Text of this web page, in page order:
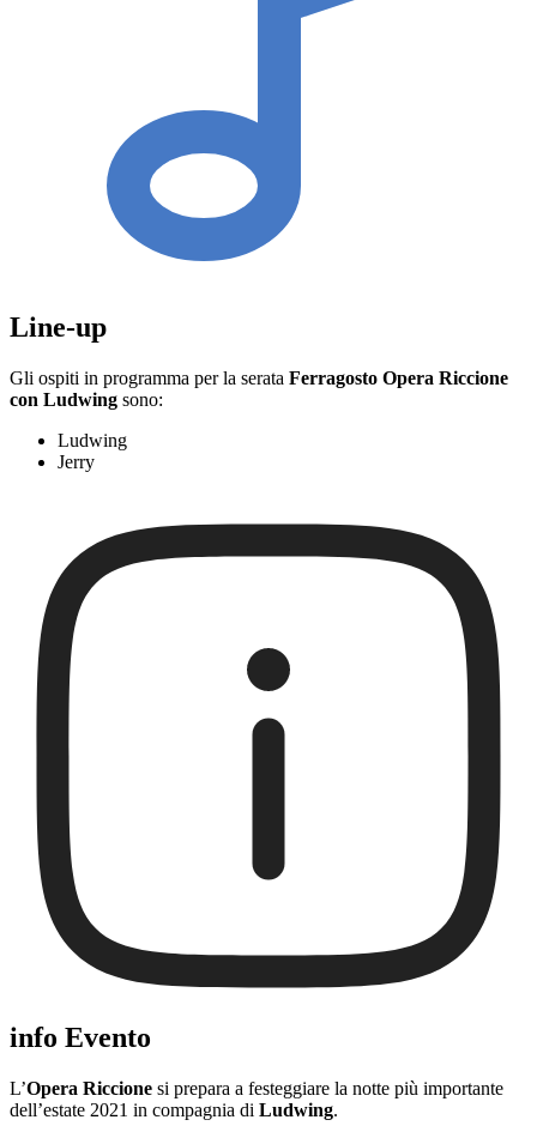
Line-up
Gli ospiti in programma per la serata Ferragosto Opera Riccione
con Ludwing sono:
Ludwing
Jerry
info Evento
L’Opera Riccione si prepara a festeggiare la notte più importante
dell’estate 2021 in compagnia di Ludwing.